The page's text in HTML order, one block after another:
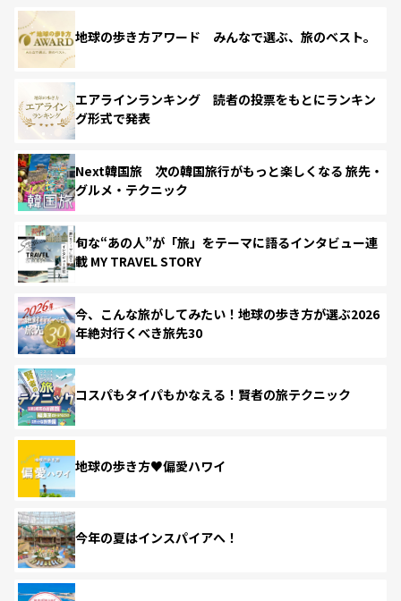
地球の歩き方アワード みんなで選ぶ、旅のベスト。
エアラインランキング 読者の投票をもとにランキン
グ形式で発表
Next韓国旅 次の韓国旅行がもっと楽しくなる 旅先・
グルメ・テクニック
旬な“あの人”が「旅」をテーマに語るインタビュー連
載 MY TRAVEL STORY
今、こんな旅がしてみたい！地球の歩き方が選ぶ2026
年絶対行くべき旅先30
コスパもタイパもかなえる！賢者の旅テクニック
地球の歩き方♥偏愛ハワイ
今年の夏はインスパイアへ！